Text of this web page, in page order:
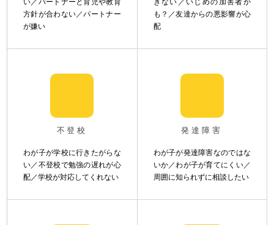
方針が合わない／パートナー
が嫌い
も？／友達からの悪影響が心
配
不登校
わが子が学校に行きたがらな
い／不登校で勉強の遅れが心
配／学校が対応してくれない
発達障害
わが子が発達障害なのではな
いか／わが子が育てにくい／
周囲に知られずに相談したい